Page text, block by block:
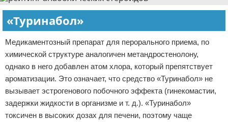
«Туринабол»
Медикаментозный препарат для перорального приема, по
химической структуре аналогичен метандростенолону,
однако в него добавлен атом хлора, который препятствует
ароматизации. Это означает, что средство «Туринабол» не
вызывает эстрогенового побочного эффекта (гинекомастии,
задержки жидкости в организме и т. д.). «Туринабол»
токсичен в высоких дозах для печени, поэтому чаще